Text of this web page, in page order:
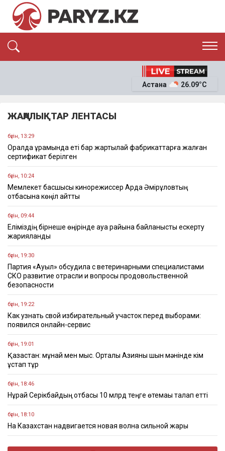
ЭКОНОМИКА
ОҚИҒА
Астана 26.09°C
ЖАҢАЛЫҚТАР ЛЕНТАСЫ
бүгін, 13:29
Оралда құрамында еті бар жартылай фабрикаттарға жалған
сертификат берілген
бүгін, 10:24
Мемлекет басшысы кинорежиссер Ардақ Әмірқұловтың
отбасына көңіл айтты
бүгін, 09:44
Еліміздің бірнеше өңірінде ауа райына байланысты ескерту
жарияланды
бүгін, 19:30
Партия «Ауыл» обсудила с ветеринарными специалистами
СКО развитие отрасли и вопросы продовольственной
безопасности
бүгін, 19:22
Как узнать свой избирательный участок перед выборами:
появился онлайн-сервис
бүгін, 19:01
Қазақстан: мұнай мен мыс. Орталық Азияны шын мәнінде кім
ұстап тұр
бүгін, 18:46
Нұрай Серікбайдың отбасы 10 млрд теңге өтемақы талап етті
бүгін, 18:10
На Казахстан надвигается новая волна сильной жары
бүгін, 17:28